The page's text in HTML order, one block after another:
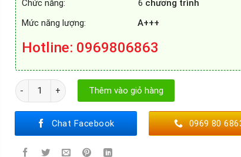
Chức năng: 6 chương trình
Mức năng lượng: A+++
Hotline: 0969806863
MÁY RỬA BÁT BOSCH SMS4ECI26E số lượng
Thêm vào giỏ hàng
Chat Facebook 0969 80